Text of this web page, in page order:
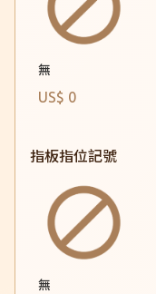
無
US$ 0
指板指位記號
無